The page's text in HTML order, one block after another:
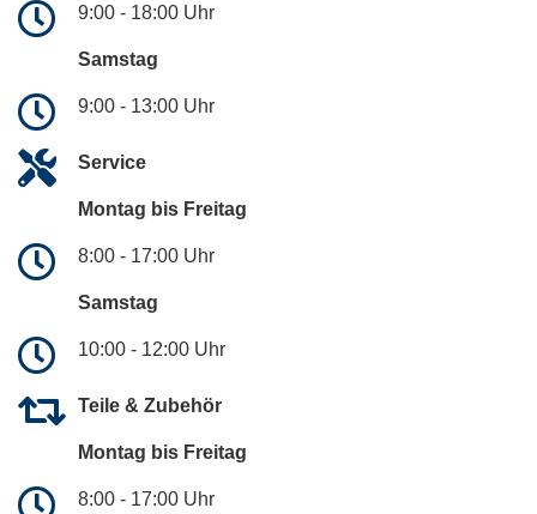
9:00 - 18:00 Uhr
Samstag
9:00 - 13:00 Uhr
Service
Montag bis Freitag
8:00 - 17:00 Uhr
Samstag
10:00 - 12:00 Uhr
Teile & Zubehör
Montag bis Freitag
8:00 - 17:00 Uhr